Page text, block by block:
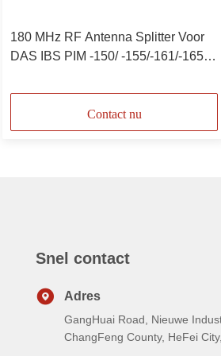
180 MHz RF Antenna Splitter Voor
DAS IBS PIM -150/ -155/-161/-165 N
Contact nu
Snel contact
Adres
GangHuai Road, Nieuwe
ChangFeng County, HeFei